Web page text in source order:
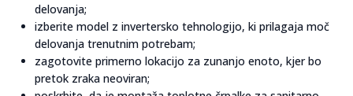
delovanja;
izberite model z invertersko tehnologijo, ki prilagaja moč
delovanja trenutnim potrebam;
zagotovite primerno lokacijo za zunanjo enoto, kjer bo
pretok zraka neoviran;